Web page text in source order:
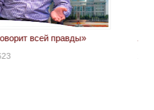
всей правды»